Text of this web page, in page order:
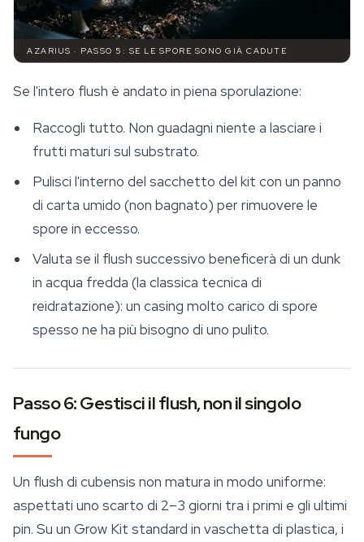
AZARIUS · PASSO 5: SE LE SPORE SONO GIÀ CADUTE
Se l'intero flush è andato in piena sporulazione:
Raccogli tutto. Non guadagni niente a lasciare i
frutti maturi sul substrato.
Pulisci l'interno del sacchetto del kit con un panno
di carta umido (non bagnato) per rimuovere le
spore in eccesso.
Valuta se il flush successivo beneficerà di un dunk
in acqua fredda (la classica tecnica di
reidratazione): un casing molto carico di spore
spesso ne ha più bisogno di uno pulito.
Passo 6: Gestisci il flush, non il singolo
fungo
Un flush di cubensis non matura in modo uniforme:
aspettati uno scarto di 2–3 giorni tra i primi e gli ultimi
pin. Su un Grow Kit standard in vaschetta di plastica, i